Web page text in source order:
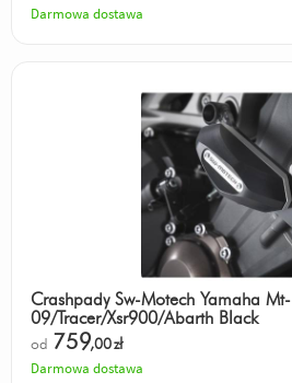
Darmowa dostawa
Crashpady Sw-Motech Yamaha Mt-
09/Tracer/Xsr900/Abarth Black
od 759,00zł
Darmowa dostawa